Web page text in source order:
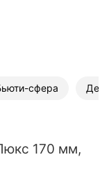
сфера
170 мм,